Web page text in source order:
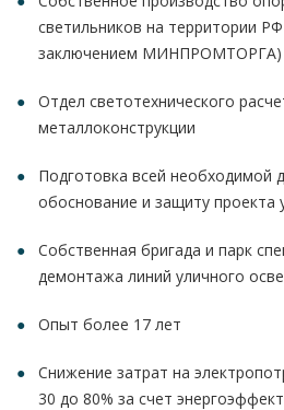
светильников на территории
заключением МИНПРОМТОРГА)
Отдел светотехнического
металлоконструкции
Подготовка всей необходимой
обоснование и защиту проекта
Собственная бригада и парк
демонтажа линий уличного
Опыт более 17 лет
Снижение затрат на
30 до 80% за счет